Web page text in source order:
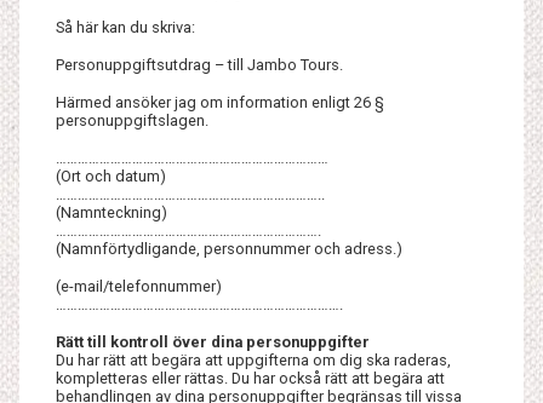
Så här kan du skriva:
Personuppgiftsutdrag – till Jambo Tours.
Härmed ansöker jag om information enligt 26 §
personuppgiftslagen.
…………………………………………………………………
(Ort och datum)
………………………………………………………………..
(Namnteckning)
……………………………………………………………….
(Namnförtydligande, personnummer och adress.)
(e-mail/telefonnummer)
…………………………………………………………………….
Rätt till kontroll över dina personuppgifter
Du har rätt att begära att uppgifterna om dig ska raderas,
kompletteras eller rättas. Du har också rätt att begära att
behandlingen av dina personuppgifter begränsas till vissa